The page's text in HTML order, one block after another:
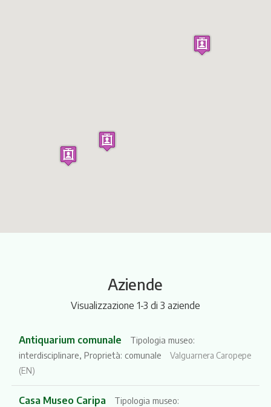
Aziende
Visualizzazione 1-3 di 3 aziende
Antiquarium comunale
Tipologia museo:
interdisciplinare, Proprietà: comunale
Valguarnera Caropepe
(EN)
Casa Museo Caripa
Tipologia museo: